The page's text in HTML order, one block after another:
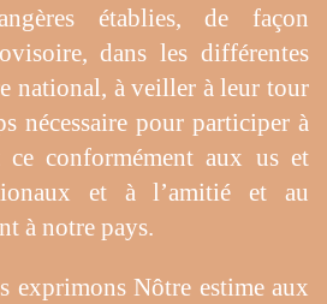
établies, de façon
dans les différentes
national, à veiller à leur tour
nécessaire pour participer à
ce conformément aux us et
et à l’amitié et au
à notre pays.
exprimons Nôtre estime aux